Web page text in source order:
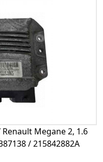
Megane 2, 1.6
/ 215842882A